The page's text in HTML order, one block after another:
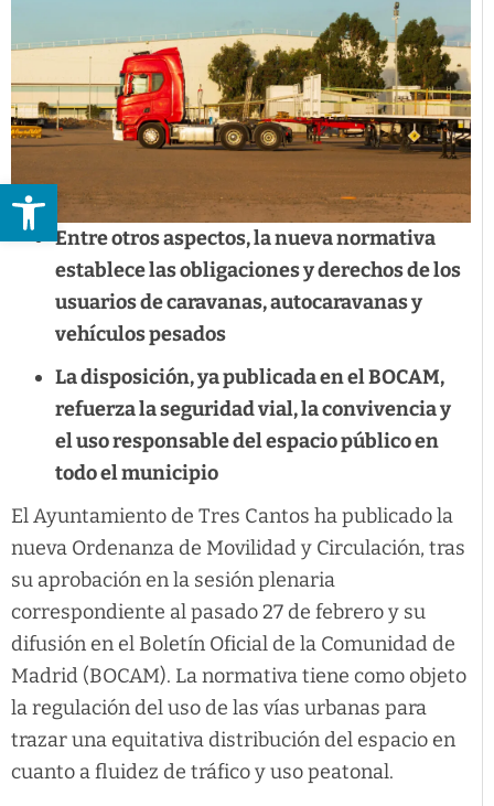
Abrir barra de herramientas
Entre otros aspectos, la nueva normativa
establece las obligaciones y derechos de los
usuarios de caravanas, autocaravanas y
vehículos pesados
La disposición, ya publicada en el BOCAM,
refuerza la seguridad vial, la convivencia y
el uso responsable del espacio público en
todo el municipio
El Ayuntamiento de Tres Cantos ha publicado la
nueva Ordenanza de Movilidad y Circulación, tras
su aprobación en la sesión plenaria
correspondiente al pasado 27 de febrero y su
difusión en el Boletín Oficial de la Comunidad de
Madrid (BOCAM). La normativa tiene como objeto
la regulación del uso de las vías urbanas para
trazar una equitativa distribución del espacio en
cuanto a fluidez de tráfico y uso peatonal.